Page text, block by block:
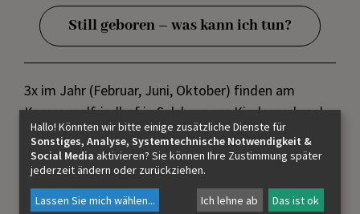
Still geboren – was kann ich tun?
3x im Jahr (Februar, Juni, Oktober) finden am
Kommunalfriedhof in Salzburg am Kindergrabmal
(Gruppe 56)Trauerfeiern für in der
Schwangerschaft verstorbene Babysstatt.Info-
Postkarte
Hallo! Könnten wir bitte einige zusätzliche Dienste für
Sonstiges, Analyse, Systemtechnische Notwendigkeit &
Social Media aktivieren? Sie können Ihre Zustimmung später
jederzeit ändern oder zurückziehen.
Lassen Sie mich wählen... Ich lehne ab Das ist ok